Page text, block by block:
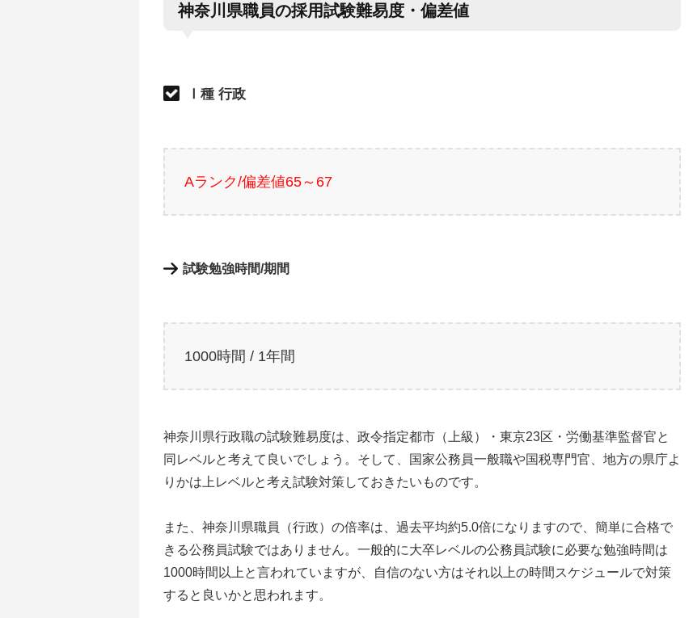
神奈川県職員の採用試験難易度・偏差値
Ⅰ種 行政
Aランク/偏差値65～67
試験勉強時間/期間
1000時間 / 1年間
神奈川県行政職の試験難易度は、政令指定都市（上級）・東京23区・労働基準監督官と
同レベルと考えて良いでしょう。そして、国家公務員一般職や国税専門官、地方の県庁よ
りかは上レベルと考え試験対策しておきたいものです。
また、神奈川県職員（行政）の倍率は、過去平均約5.0倍になりますので、簡単に合格で
きる公務員試験ではありません。一般的に大卒レベルの公務員試験に必要な勉強時間は
1000時間以上と言われていますが、自信のない方はそれ以上の時間スケジュールで対策
すると良いかと思われます。